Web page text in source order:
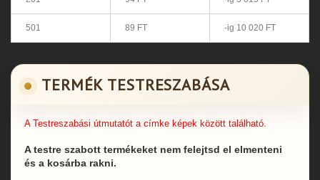
501 89 FT -ig 10 020 FT
TERMÉK TESTRESZABÁSA
A Testreszabási útmutatót a címke képek között található.
A testre szabott termékeket nem felejtsd el elmenteni
és a kosárba rakni.